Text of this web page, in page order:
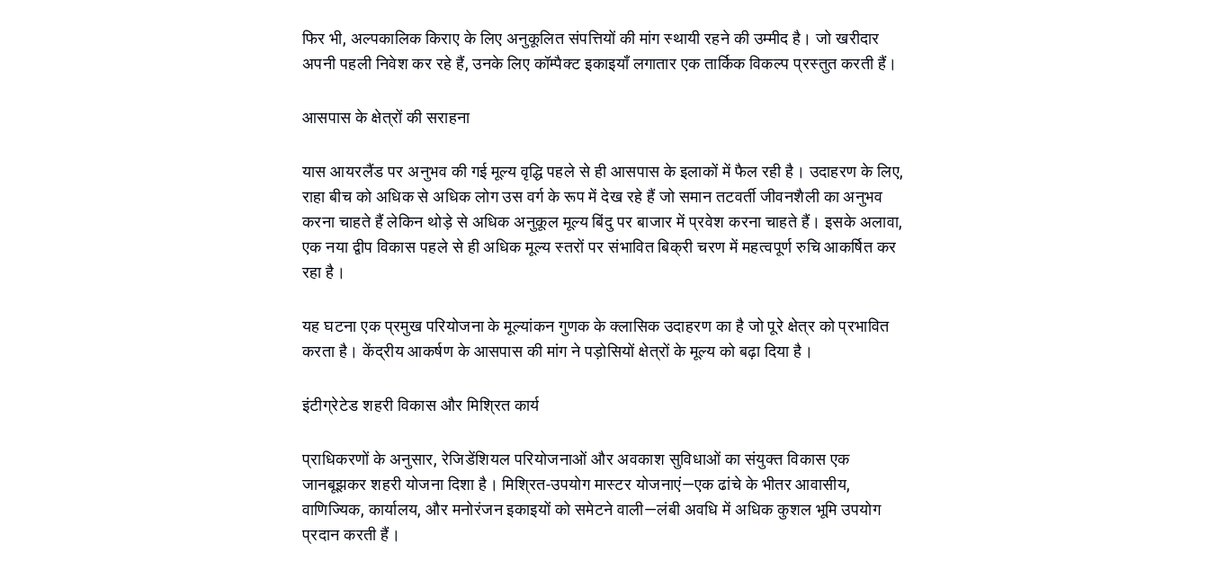
फिर भी, अल्पकालिक किराए के लिए अनुकूलित संपत्तियों की मांग स्थायी रहने की उम्मीद है। जो खरीदार
अपनी पहली निवेश कर रहे हैं, उनके लिए कॉम्पैक्ट इकाइयाँ लगातार एक तार्किक विकल्प प्रस्तुत करती हैं।
आसपास के क्षेत्रों की सराहना
यास आयरलैंड पर अनुभव की गई मूल्य वृद्धि पहले से ही आसपास के इलाकों में फैल रही है। उदाहरण के लिए,
राहा बीच को अधिक से अधिक लोग उस वर्ग के रूप में देख रहे हैं जो समान तटवर्ती जीवनशैली का अनुभव
करना चाहते हैं लेकिन थोड़े से अधिक अनुकूल मूल्य बिंदु पर बाजार में प्रवेश करना चाहते हैं। इसके अलावा,
एक नया द्वीप विकास पहले से ही अधिक मूल्य स्तरों पर संभावित बिक्री चरण में महत्वपूर्ण रुचि आकर्षित कर
रहा है।
यह घटना एक प्रमुख परियोजना के मूल्यांकन गुणक के क्लासिक उदाहरण का है जो पूरे क्षेत्र को प्रभावित
करता है। केंद्रीय आकर्षण के आसपास की मांग ने पड़ोसियों क्षेत्रों के मूल्य को बढ़ा दिया है।
इंटीग्रेटेड शहरी विकास और मिश्रित कार्य
प्राधिकरणों के अनुसार, रेजिडेंशियल परियोजनाओं और अवकाश सुविधाओं का संयुक्त विकास एक
जानबूझकर शहरी योजना दिशा है। मिश्रित-उपयोग मास्टर योजनाएं—एक ढांचे के भीतर आवासीय,
वाणिज्यिक, कार्यालय, और मनोरंजन इकाइयों को समेटने वाली—लंबी अवधि में अधिक कुशल भूमि उपयोग
प्रदान करती हैं।